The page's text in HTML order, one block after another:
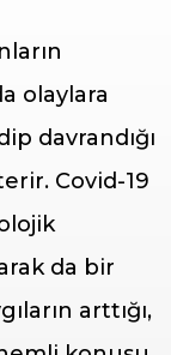
olaylara
davrandığı
Covid-19
da bir
arttığı,